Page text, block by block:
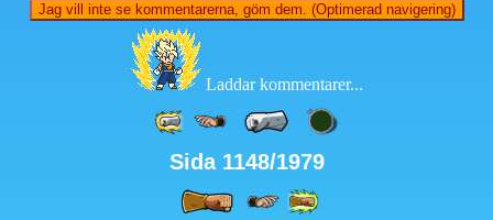
Jag vill inte se kommentarerna, göm dem. (Optimerad navigering)
Laddar kommentarer...
Sida 1148/1979